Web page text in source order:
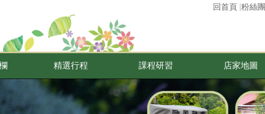
粉絲團
回首頁
精選行程 課程研習 店家地圖